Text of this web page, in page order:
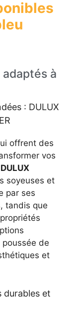
à
: DULUX
offrent des
vos
DULUX
soyeuses et
par ses
tandis que
de
et
durables et